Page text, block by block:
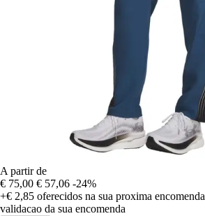
A partir de
€ 75,00 € 57,06 -24%
+€ 2,85 oferecidos na sua proxima encomenda
validacao da sua encomenda